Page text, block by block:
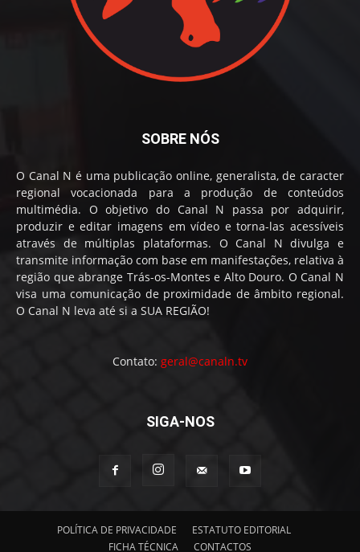
SOBRE NÓS
O Canal N é uma publicação online, generalista, de caracter
regional vocacionada para a produção de conteúdos
multimédia. O objetivo do Canal N passa por adquirir,
produzir e editar imagens em vídeo e torna-las acessíveis
através de múltiplas plataformas. O Canal N divulga e
transmite informação com base em manifestações, relativa à
região que abrange Trás-os-Montes e Alto Douro. O Canal N
visa uma comunicação de proximidade de âmbito regional.
O Canal N leva até si a SUA REGIÃO!
Contato: geral@canaln.tv
SIGA-NOS
POLÍTICA DE PRIVACIDADE
ESTATUTO EDITORIAL
FICHA TÉCNICA
CONTACTOS